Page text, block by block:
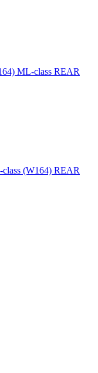
ML-class REAR
(W164) REAR